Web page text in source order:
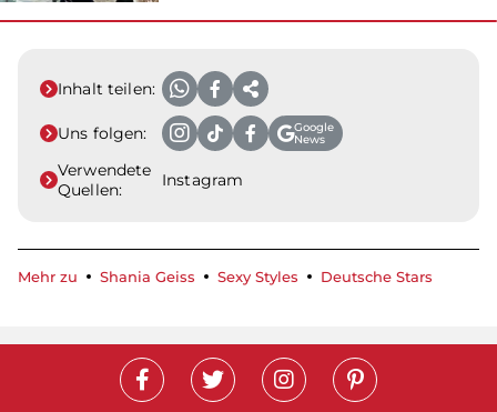
Inhalt teilen:
Uns folgen:
Google
News
Verwendete
Quellen:
Instagram
Mehr zu Shania Geiss Sexy Styles Deutsche Stars